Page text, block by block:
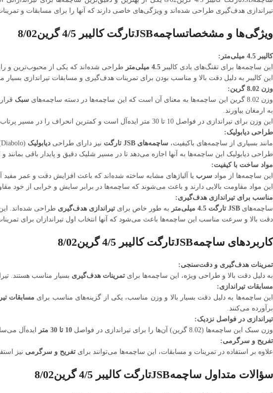
تیراندازی هدف‌گیری طراحی شده‌اند و ویژگی‌های خاصی دارند که آنها را برای مسابقات و
ویژگی‌ها و مشخصاتساچمهJSBتارگت کالیبر 4/5 گرین8/02
کالیبر 4.5 میلی‌متر:
این ساچمه‌ها برای تفنگ‌های بادی کالیبر 4.5 میلی‌متر
طراحی شده‌اند که یکی از محبوب‌ترین و
این کالیبر به دلیل دقت بالا و مناسب بودن برای تمرینات هدف‌گیری و مسابقات تیراندازی
وزن 8.02 گرین:
وزن 8.02 گرین این ساچمه‌ها به معنای آن است که این ساچمه‌ها در دسته ساچمه‌های
سبک
به ارمغان بیاورند.
این وزن برای تیراندازی در فواصل 10 تا 30 متر ایده‌آل است و کمترین انحراف را در مسیر پرتاب ایجاد می‌کند.
طراحی دیابولیک:
مانند بسیاری از ساچمه‌های باکیفیت، ساچمه‌های JSB تارگت نیز دارای طراحی دیابولیک (Diabolo) هستند. این طراحی خاص باعث می‌شود که ساچمه در هنگام حرکت در هوا به طور پایدار باقی بماند و دقت تیراندازی را افزایش دهد.
طراحی دیابولیک این ساچمه‌ها به آنها اجازه می‌دهد تا در مسیر شلیک دقیق و پایدار باقی بمانند
مواد ساخت با کیفیت:
این ساچمه‌ها از مواد سرب یا آلیاژهای مشابه ساخته شده‌اند که باعث افزایش دقت و عمر
این مواد مقاومت بالایی دارند و باعث می‌شوند که ساچمه‌ها در برابر سایش و خرابی از خود
مناسب برای تیراندازی هدف‌گیری:
ساچمه‌های JSB تارگت 4.5 میلی‌متر به طور خاص برای تیراندازی هدف‌گیری طراحی شده‌اند.
دقت بالا و سرعت مناسب این ساچمه‌ها باعث می‌شود که آنها انتخاب اول تیراندازان برای
کاربردهای ساچمهJSBتارگت کالیبر 4/5 گرین8/02
تمرینات هدف‌گیری و دقت‌سنجی:
به دلیل دقت بالا و طراحی ویژه، این ساچمه‌ها برای تمرینات هدف‌گیری بسیار مناسب هستند.
مسابقات تیراندازی:
این ساچمه‌ها به دلیل دقت بسیار بالا و وزن مناسب، یکی از گزینه‌های مناسب برای مسابقات
برآورده می‌کنند.
تیراندازی در فواصل نزدیک:
وزن سبک این ساچمه‌ها (8.02 گرین) آن‌ها را برای تیراندازی در فواصل
10 تا 30 متر
ایده‌آل
تفریح و سرگرمی:
علاوه بر استفاده در تمرینات و مسابقات، این ساچمه‌ها می‌توانند برای تفریح و سرگرمی نیز
سؤالات متداول ساچمهJSBتارگت کالیبر 4/5 گرین8/02